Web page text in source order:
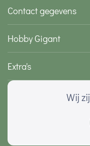
Contact gegevens
Hobby Gigant
Extra's
Wij